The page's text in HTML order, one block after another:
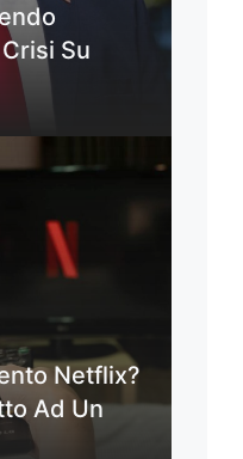
Su
Netflix?
Ad Un